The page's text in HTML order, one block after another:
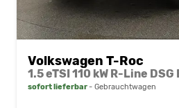
Volkswagen T-Roc
sofort lieferbar Gebrauchtwagen